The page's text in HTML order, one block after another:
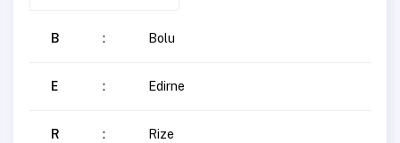
B : Bolu
E : Edirne
R : Rize